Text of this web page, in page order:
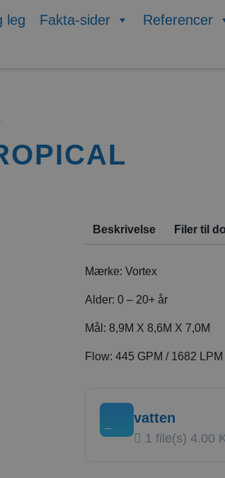
leg Fakta-sider Referencer
Beskrivelse Filer til
Mærke:Vortex
Alder: 0 – 20+ år
Mål: 8,9M X 8,6M X 7,0M
Flow: 445 GPM / 1682 LPM
vatten
1 file(s)4.00